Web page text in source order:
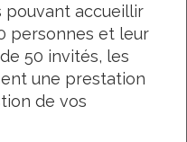
pouvant accueillir
personnes et leur
50 invités, les
une prestation
de vos